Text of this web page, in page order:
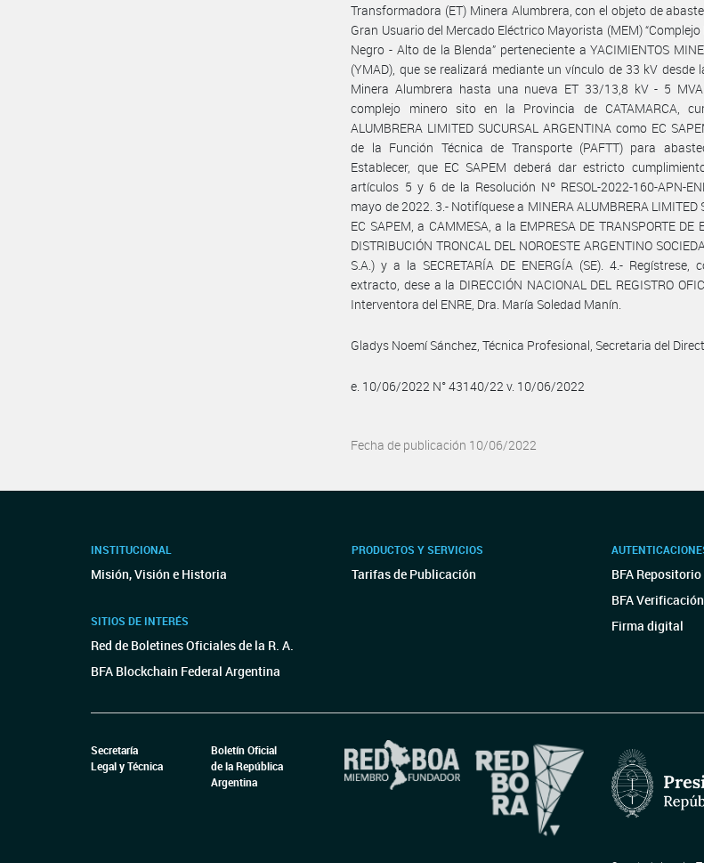
Transformadora (ET) Minera Alumbrera, con el objeto de
Gran Usuario del Mercado Eléctrico Mayorista (MEM)
Negro - Alto de la Blenda” perteneciente a YACIMIENTOS
(YMAD), que se realizará mediante un vínculo de 33 kV desde
Minera Alumbrera hasta una nueva ET 33/13,8 kV - 5
complejo minero sito en la Provincia de CATAMARCA,
ALUMBRERA LIMITED SUCURSAL ARGENTINA como EC
de la Función Técnica de Transporte (PAFTT) para
Establecer, que EC SAPEM deberá dar estricto
artículos 5 y 6 de la Resolución Nº RESOL-2022-160-APN-
mayo de 2022. 3.- Notifíquese a MINERA ALUMBRERA LIMITED
EC SAPEM, a CAMMESA, a la EMPRESA DE TRANSPORTE DE
DISTRIBUCIÓN TRONCAL DEL NOROESTE ARGENTINO
S.A.) y a la SECRETARÍA DE ENERGÍA (SE). 4.- Regístrese,
extracto, dese a la DIRECCIÓN NACIONAL DEL REGISTRO
Interventora del ENRE, Dra. María Soledad Manín.
Gladys Noemí Sánchez, Técnica Profesional, Secretaria del
e. 10/06/2022 N° 43140/22 v. 10/06/2022
Fecha de publicación 10/06/2022
INSTITUCIONAL
Misión, Visión e Historia
SITIOS DE INTERÉS
Red de Boletines Oficiales de la R. A.
BFA Blockchain Federal Argentina
PRODUCTOS Y SERVICIOS
Tarifas de Publicación
BFA
BFA Verificación
Firma digital
Secretaría
Legal y Técnica
Boletín Oficial
de la República
Argentina